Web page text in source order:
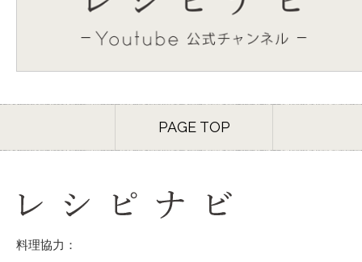
PAGE TOP
料理協力：